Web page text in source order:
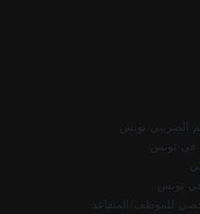
الضريبي تونس
في تونس
تونس
للموظف/المتقاعد